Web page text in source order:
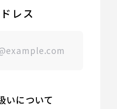
レス
いについて